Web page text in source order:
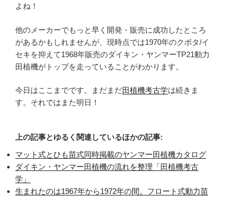
よね！
他のメーカーでもっと早く開発・販売に成功したところ
があるかもしれませんが、現時点では1970年のクボタ/イ
セキを抑えて1968年販売のダイキン・ヤンマーTP21動力
田植機がトップを走っていることがわかります。
今日はここまでです。まだまだ田植機考古学は続きま
す。それではまた明日！
上の記事とゆるく関連しているほかの記事:
マット式とひも苗式同時掲載のヤンマー田植機カタログ
ダイキン・ヤンマー田植機の流れを整理「田植機考古
学」
生まれたのは1967年から1972年の間。フロート式動力苗